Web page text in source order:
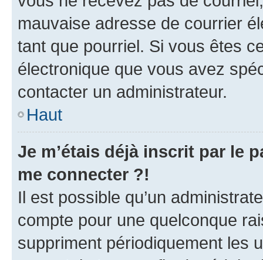
mauvaise adresse de courrier
tant que pourriel. Si vous êtes
électronique que vous avez
contacter un administrateur.
Haut
Je m’étais déjà inscrit par le
me connecter ?!
Il est possible qu’un
compte pour une quelconque
suppriment périodiquement les